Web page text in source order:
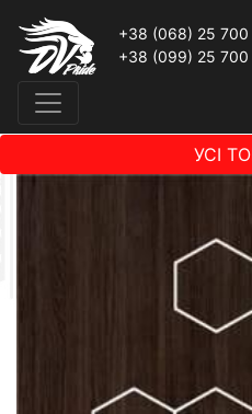
+38 (068) 25 700
+38 (099) 25 700
УСІ